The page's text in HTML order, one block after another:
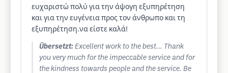
ευχαριστώ πολύ για την άψογη εξυπηρέτηση
και για την ευγένεια προς τον άνθρωπο και τη
εξυπηρέτηση.να είστε καλά!
Übersetzt: Excellent work to the best... Thank
you very much for the impeccable service and for
the kindness towards people and the service. Be